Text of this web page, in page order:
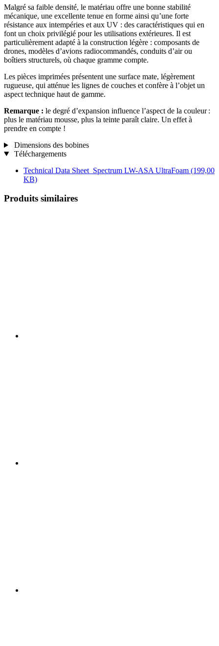
Malgré sa faible densité, le matériau offre une bonne stabilité
mécanique, une excellente tenue en forme ainsi qu’une forte
résistance aux intempéries et aux UV : des caractéristiques qui en
font un choix privilégié pour les utilisations extérieures. Il est
particulièrement adapté à la construction légère : composants de
drones, modèles d’avions radiocommandés, conduits d’air ou
boîtiers structurels, où chaque gramme compte.
Les pièces imprimées présentent une surface mate, légèrement
rugueuse, qui atténue les lignes de couches et confère à l’objet un
aspect technique haut de gamme.
Remarque : le degré d’expansion influence l’aspect de la couleur :
plus le matériau mousse, plus la teinte paraît claire. Un effet à
prendre en compte !
Dimensions des bobines
Téléchargements
Technical Data Sheet_Spectrum LW-ASA UltraFoam (199,00
KB)
Produits similaires